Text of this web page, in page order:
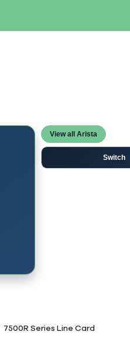
View all Arista
Switch
7500R Series Line Card